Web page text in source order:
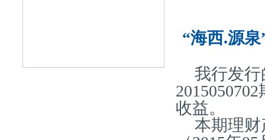
“海西.源
我行发行
收益。
本期理财